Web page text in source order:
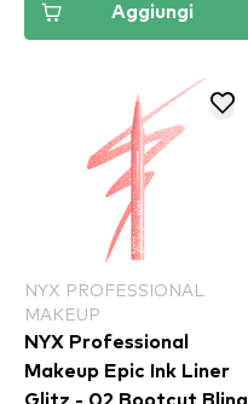
Aggiungi
NYX PROFESSIONAL
MAKEUP
NYX Professional
Makeup Epic Ink Liner